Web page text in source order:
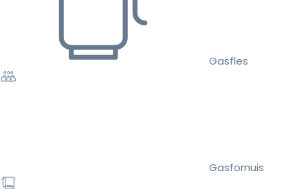
Gasfles
Gasfornuis